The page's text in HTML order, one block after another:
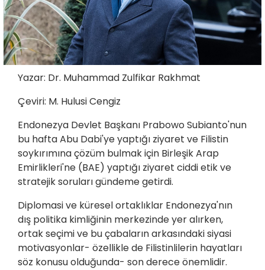
Yazar: Dr. Muhammad Zulfikar Rakhmat
Çeviri: M. Hulusi Cengiz
Endonezya Devlet Başkanı Prabowo Subianto'nun
bu hafta Abu Dabi'ye yaptığı ziyaret ve Filistin
soykırımına çözüm bulmak için Birleşik Arap
Emirlikleri'ne (BAE) yaptığı ziyaret ciddi etik ve
stratejik soruları gündeme getirdi.
Diplomasi ve küresel ortaklıklar Endonezya'nın
dış politika kimliğinin merkezinde yer alırken,
ortak seçimi ve bu çabaların arkasındaki siyasi
motivasyonlar- özellikle de Filistinlilerin hayatları
söz konusu olduğunda- son derece önemlidir.